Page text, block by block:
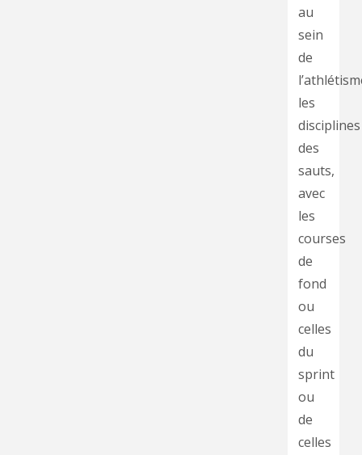
au
sein
de
les
disciplines
des
sauts,
avec
les
courses
de
fond
ou
celles
du
sprint
ou
de
celles